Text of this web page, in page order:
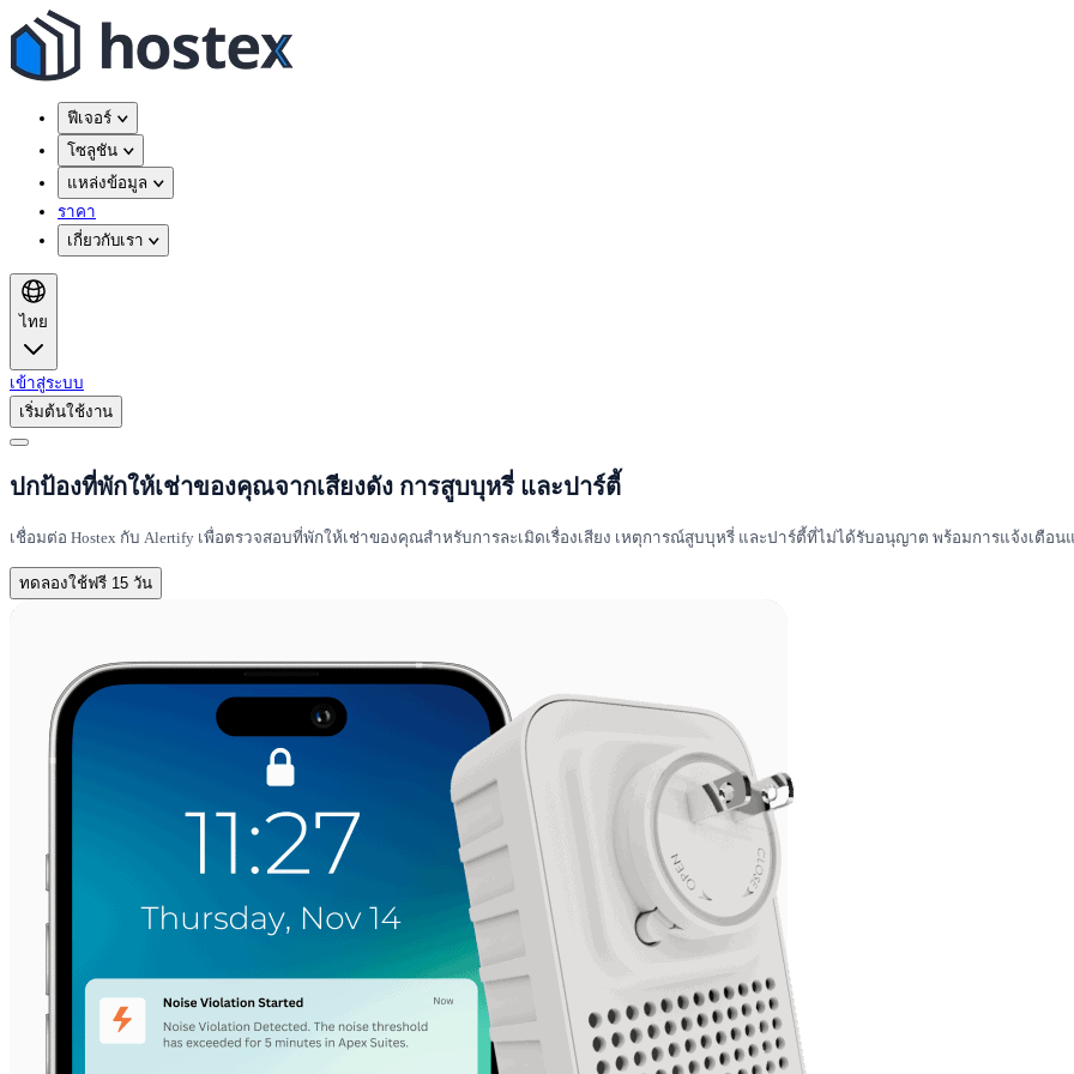
ฟีเจอร์
โซลูชัน
แหล่งข้อมูล
ราคา
เกี่ยวกับเรา
ไทย
เข้าสู่ระบบ
เริ่มต้นใช้งาน
ปกป้องที่พักให้เช่าของคุณจากเสียงดัง การสูบบุหรี่ และปาร์ตี้
เชื่อมต่อ Hostex กับ Alertify เพื่อตรวจสอบที่พักให้เช่าของคุณสำหรับการละเมิดเรื่องเสียง เหตุการณ์สูบบุหรี่ และปาร์ตี้ที่ไม่ได้รับอนุญาต พร้อมการแจ้งเตือ
ทดลองใช้ฟรี 15 วัน